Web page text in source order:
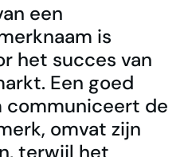
een
is
het succes van
Een goed
communiceert de
omvat zijn
terwijl het